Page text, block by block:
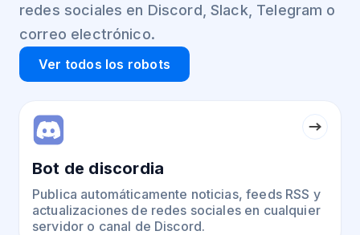
redes sociales en Discord, Slack, Telegram o
correo electrónico.
Ver todos los robots
Bot de discordia
Publica automáticamente noticias, feeds RSS y
actualizaciones de redes sociales en cualquier
servidor o canal de Discord.